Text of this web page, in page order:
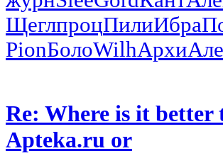
ЩеглпроцПилиИбра
PionБолоWilhАрхи
Re: Where is it better
Apteka.ru or